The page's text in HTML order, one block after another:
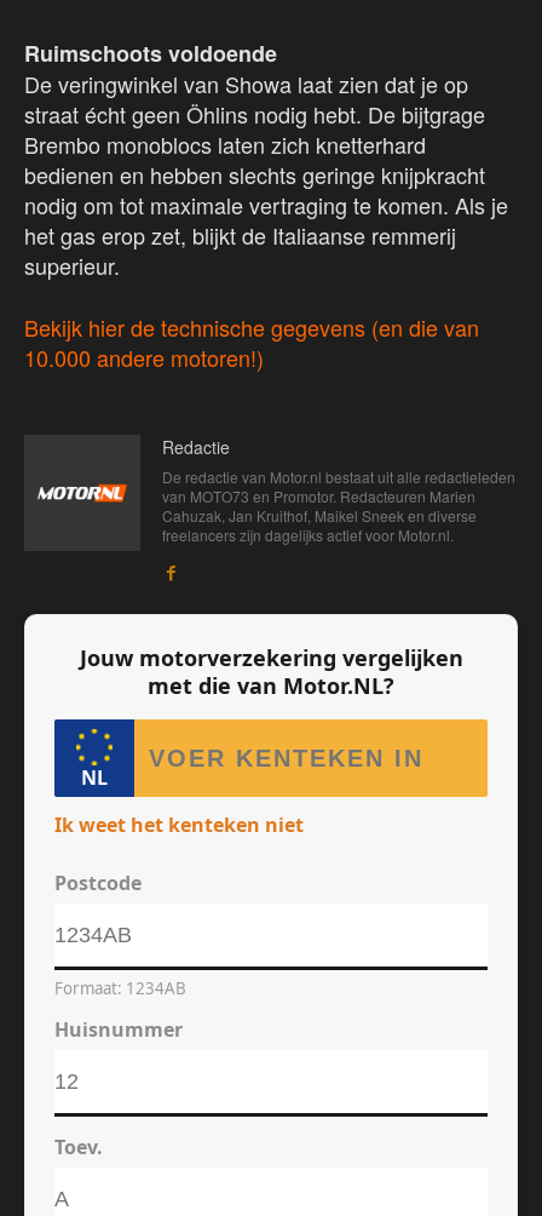
Ruimschoots voldoende
De veringwinkel van Showa laat zien dat je op
straat écht geen Öhlins nodig hebt. De bijtgrage
Brembo monoblocs laten zich knetterhard
bedienen en hebben slechts geringe knijpkracht
nodig om tot maximale vertraging te komen. Als je
het gas erop zet, blijkt de Italiaanse remmerij
superieur.
Bekijk hier de technische gegevens (en die van
10.000 andere motoren!)
Redactie
De redactie van Motor.nl bestaat uit alle redactieleden
van MOTO73 en Promotor. Redacteuren Marien
Cahuzak, Jan Kruithof, Maikel Sneek en diverse
freelancers zijn dagelijks actief voor Motor.nl.